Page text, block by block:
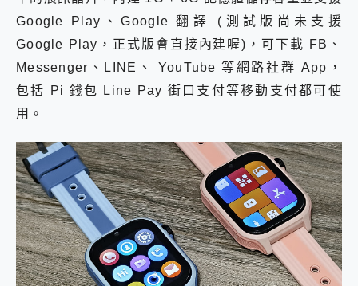
Google Play、Google 翻譯 (測試版尚未支援
Google Play，正式版會直接內建喔)，可下載 FB、
Messenger、LINE、 YouTube 等網路社群 App，
包括 Pi 錢包 Line Pay 街口支付等移動支付都可使
用。